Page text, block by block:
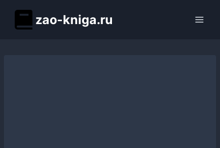
содержимому
zao-kniga.ru